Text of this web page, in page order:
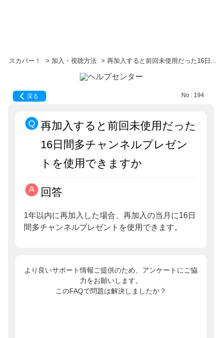
スカパー！ > 加入・視聴方法 > 再加入すると前回未使用だった16日...
戻る No : 194
再加入すると前回未使用だった
16日間多チャンネルプレゼン
トを使用できますか
回答
1年以内に再加入した場合、再加入の当月に16日
間多チャンネルプレゼントを使用できます。
より良いサポート情報ご提供のため、アンケートにご協
力をお願いします。
このFAQで問題は解決しましたか？